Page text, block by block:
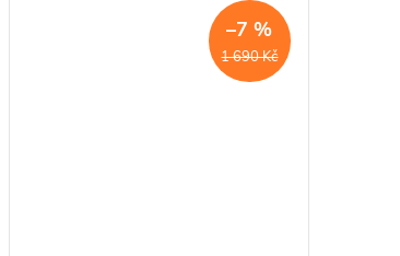
1 690 Kč
–7 %